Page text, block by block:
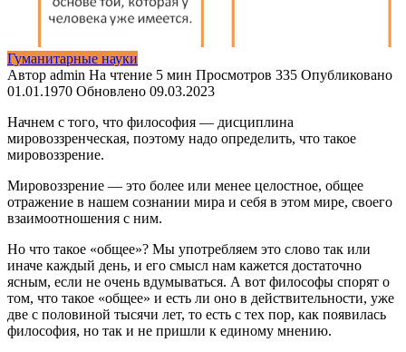
Гуманитарные науки
Автор admin На чтение 5 мин Просмотров 335 Опубликовано
01.01.1970 Обновлено 09.03.2023
Начнем с того, что философия — дисциплина
мировоззренческая, поэто­му надо определить, что такое
мировоззрение.
Мировоззрение — это более или менее целостное, общее
отражение в на­шем сознании мира и себя в этом мире, своего
взаимоотношения с ним.
Но что такое «общее»? Мы употребляем это слово так или
иначе каждый день, и его смысл нам кажется достаточно
ясным, если не очень вдумываться. А вот философы спорят о
том, что такое «общее» и есть ли оно в действительно­сти, уже
две с половиной тысячи лет, то есть с тех пор, как появилась
филосо­фия, но так и не пришли к единому мнению.